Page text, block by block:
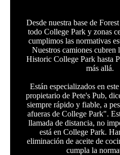
Desde nuestra base de
todo College Park y zonas
cumplimos las normativas
Nuestros camiones cubren
Historic College Park hasta
más allá.
Están especializados en
propietario de Pete's Pub,
siempre rápido y fiable, a
afueras de College Park".
llamada de distancia, no
está en College Park.
eliminación de aceite de
cumpla la